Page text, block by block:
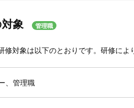
象 管理職
修対象は以下のとおりです。研修によ
、管理職